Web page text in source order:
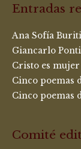
Entradas
Ana Sofía
Giancarlo
Cristo es
Cinco poemas
Cinco poemas
Comité